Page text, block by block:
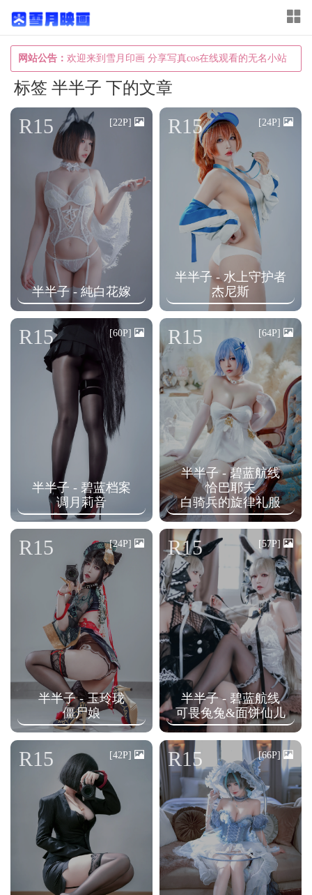
网站公告： 欢迎来到雪月印画 分享写真cos在线观看的无名小站
T
o
g
e
o
n
标签 半半子 下的文章
半半子 - 純白花嫁
R15 [22P]
半半子 - 水上守护者
杰尼斯
R15 [24P]
半半子 - 碧蓝档案
调月莉音
R15 [60P]
半半子 - 碧蓝航线
恰巴耶夫
白骑兵的旋律礼服
R15 [64P]
半半子 - 玉玲珑
僵尸娘
R15 [24P]
半半子 - 碧蓝航线
可畏兔兔&面饼仙儿
R15 [57P]
R15 [42P] R15 [66P]